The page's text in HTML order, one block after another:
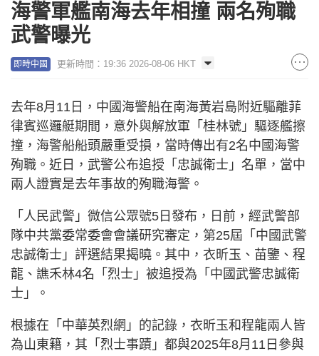
海警軍艦南海去年相撞 兩名殉職
武警曝光
即時中國 更新時間：19:36 2026-08-06 HKT
去年8月11日，中國海警船在南海黃岩島附近驅離菲
律賓巡邏艇期間，意外與解放軍「桂林號」驅逐艦擦
撞，海警船船頭嚴重受損，當時傳出有2名中國海警
殉職。近日，武警公布追授「忠誠衛士」名單，當中
兩人證實是去年事故的殉職海警。
「人民武警」微信公眾號5日發布，日前，經武警部
隊中共黨委常委會會議研究審定，第25屆「中國武警
忠誠衛士」評選結果揭曉。其中，衣昕玉、苗鑒、程
龍、譙禾林4名「烈士」被追授為「中國武警忠誠衛
士」。
根據在「中華英烈網」的記錄，衣昕玉和程龍兩人皆
為山東籍，其「烈士事蹟」都與2025年8月11日參與